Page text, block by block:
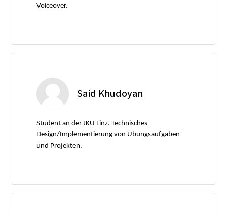
Voiceover.
Said Khudoyan
Student an der JKU Linz. Technisches
Design/Implementierung von Übungsaufgaben
und Projekten.